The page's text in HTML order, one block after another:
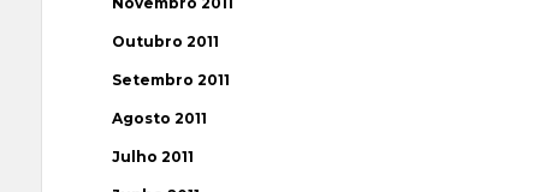
Outubro 2011
Setembro 2011
Agosto 2011
Julho 2011